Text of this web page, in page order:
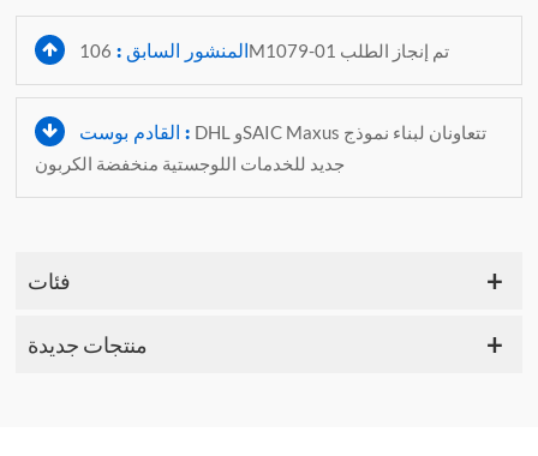
المنشور السابق : 106M1079-01 تم إنجاز الطلب
القادم بوست : DHL وSAIC Maxus تتعاونان لبناء نموذج
جديد للخدمات اللوجستية منخفضة الكربون
فئات
منتجات جديدة